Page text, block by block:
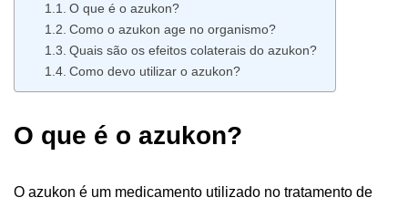
O que é o azukon?
Como o azukon age no organismo?
Quais são os efeitos colaterais do azukon?
Como devo utilizar o azukon?
O que é o azukon?
O azukon é um medicamento utilizado no tratamento de